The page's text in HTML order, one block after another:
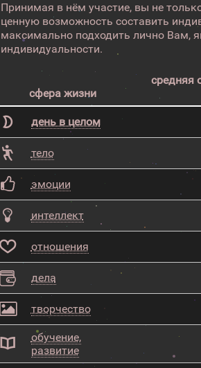
Принимая в нём участие, вы не
ценную возможность составить
максимально подходить лично Вам,
индивидуальности.
сфера жизни
средняя
день в целом
тело
эмоции
интеллект
отношения
дела
творчество
обучение,
развитие